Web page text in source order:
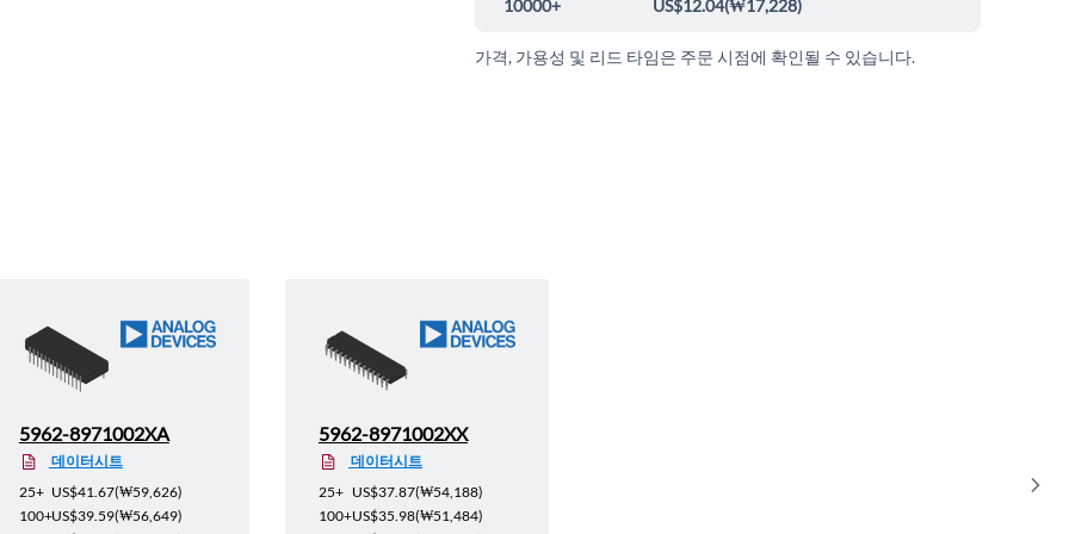
10000+ US$12.04(₩17,228)
가격, 가용성 및 리드 타임은 주문 시점에 확인될 수 있습니다.
5962-8971002XA
데이터시트
25+ US$41.67(₩59,626)
100+US$39.59(₩56,649)
5962-8971002XX
데이터시트
25+ US$37.87(₩54,188)
100+US$35.98(₩51,484)